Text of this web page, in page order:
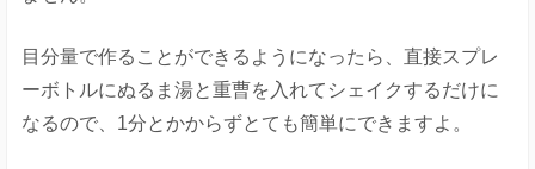
目分量で作ることができるようになったら、直接スプレ
ーボトルにぬるま湯と重曹を入れてシェイクするだけに
なるので、1分とかからずとても簡単にできますよ。